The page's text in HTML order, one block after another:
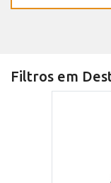
Filtros em